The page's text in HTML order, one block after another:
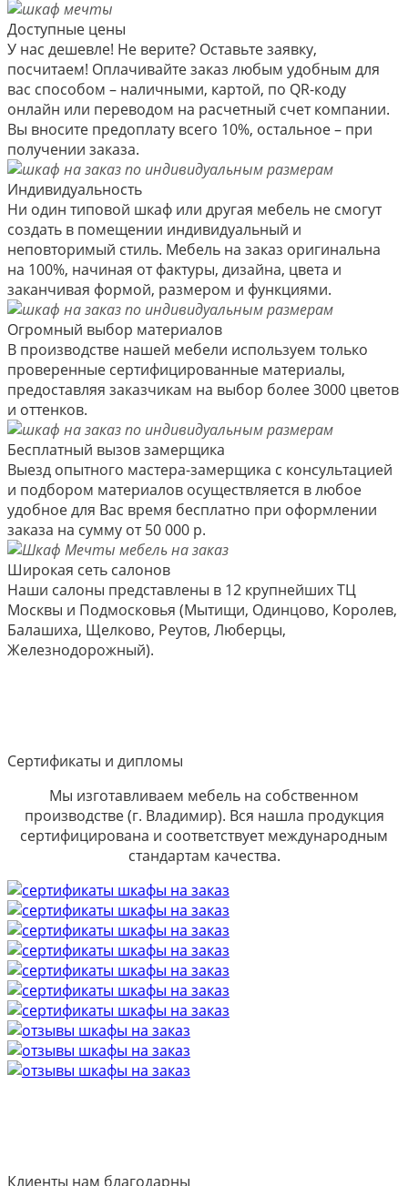
Доступные цены
У нас дешевле! Не верите? Оставьте заявку,
посчитаем! Оплачивайте заказ любым удобным для
вас способом – наличными, картой, по QR-коду
онлайн или переводом на расчетный счет компании.
Вы вносите предоплату всего 10%, остальное – при
получении заказа.
Индивидуальность
Ни один типовой шкаф или другая мебель не смогут
создать в помещении индивидуальный и
неповторимый стиль. Мебель на заказ оригинальна
на 100%, начиная от фактуры, дизайна, цвета и
заканчивая формой, размером и функциями.
Огромный выбор материалов
В производстве нашей мебели используем только
проверенные сертифицированные материалы,
предоставляя заказчикам на выбор более 3000 цветов
и оттенков.
Бесплатный вызов замерщика
Выезд опытного мастера-замерщика с консультацией
и подбором материалов осуществляется в любое
удобное для Вас время бесплатно при оформлении
заказа на сумму от 50 000 р.
Широкая сеть салонов
Наши салоны представлены в 12 крупнейших ТЦ
Москвы и Подмосковья (Мытищи, Одинцово, Королев,
Балашиха, Щелково, Реутов, Люберцы,
Железнодорожный).
Сертификаты и дипломы
Мы изготавливаем мебель на собственном
производстве (г. Владимир). Вся нашла продукция
сертифицирована и соответствует международным
стандартам качества.
Клиенты нам благодарны